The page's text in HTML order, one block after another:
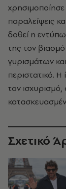
χρησιμοποίησε
παραλείψεις
δοθεί η
της τον
γυρισμάτων
περιστατικό.
τον ισχυρισμό,
Σχετικό